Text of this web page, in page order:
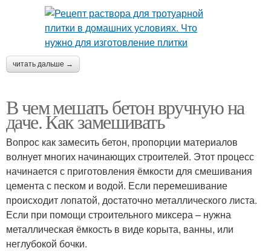
читать дальше →
В чем мешать бетон вручную на
даче. Как замешивать
Вопрос как замесить бетон, пропорции материалов
волнует многих начинающих строителей. Этот процесс
начинается с приготовления ёмкости для смешивания
цемента с песком и водой. Если перемешивание
происходит лопатой, достаточно металлического листа.
Если при помощи строительного миксера – нужна
металлическая ёмкость в виде корыта, ванны, или
неглубокой бочки.